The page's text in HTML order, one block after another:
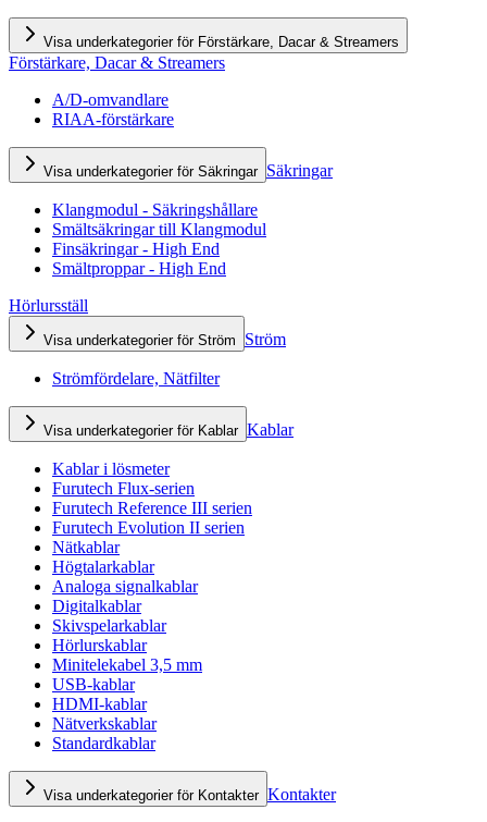
Visa underkategorier för Förstärkare, Dacar & Streamers
Förstärkare, Dacar & Streamers
A/D-omvandlare
RIAA-förstärkare
Visa underkategorier för Säkringar Säkringar
Klangmodul - Säkringshållare
Smältsäkringar till Klangmodul
Finsäkringar - High End
Smältproppar - High End
Hörlursställ
Visa underkategorier för Ström Ström
Strömfördelare, Nätfilter
Visa underkategorier för Kablar Kablar
Kablar i lösmeter
Furutech Flux-serien
Furutech Reference III serien
Furutech Evolution II serien
Nätkablar
Högtalarkablar
Analoga signalkablar
Digitalkablar
Skivspelarkablar
Hörlurskablar
Minitelekabel 3,5 mm
USB-kablar
HDMI-kablar
Nätverkskablar
Standardkablar
Visa underkategorier för Kontakter Kontakter